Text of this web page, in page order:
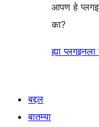
आपण हे
का?
ह्या प्लगइनला
बद्दल
बातम्या